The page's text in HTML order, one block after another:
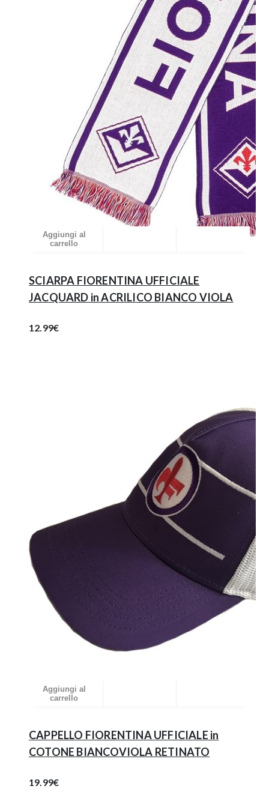
SCIARPA FIORENTINA UFFICIALE
JACQUARD in ACRILICO BIANCO VIOLA
12.99€
Aggiungi al
carrello
CAPPELLO FIORENTINA UFFICIALE in
COTONE BIANCOVIOLA RETINATO
19.99€
Aggiungi al
carrello